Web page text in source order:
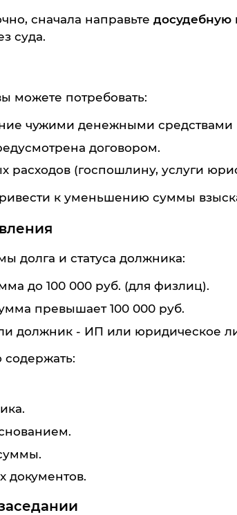
сначала направьте досудебную
суда.
можете потребовать:
чужими денежными средствами
договором.
расходов (госпошлину, услуги
к уменьшению суммы
долга и статуса должника:
до 100 000 руб. (для физлиц).
превышает 100 000 руб.
должник - ИП или юридическое
документов.